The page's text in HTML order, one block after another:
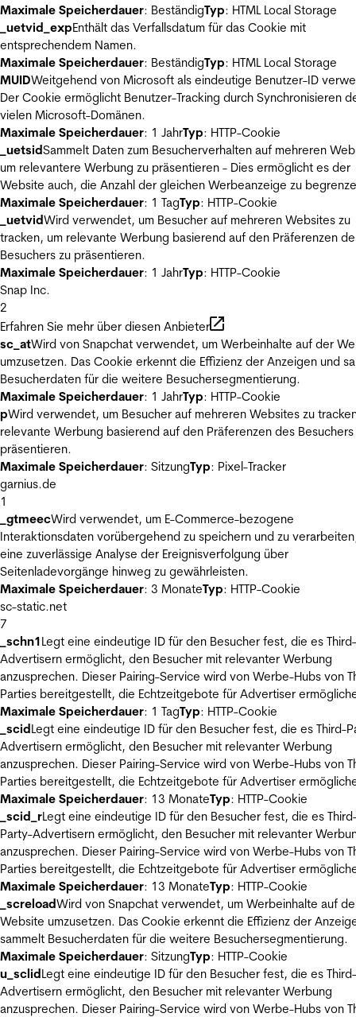
Maximale Speicherdauer: BeständigTyp: HTML Local Storage
_uetvid_expEnthält das Verfallsdatum für das Cookie mit
entsprechendem Namen.
Maximale Speicherdauer: BeständigTyp: HTML Local Storage
MUIDWeitgehend von Microsoft als eindeutige Benutzer-ID
Der Cookie ermöglicht Benutzer-Tracking durch Synchronisieren
vielen Microsoft-Domänen.
Maximale Speicherdauer: 1 JahrTyp: HTTP-Cookie
_uetsidSammelt Daten zum Besucherverhalten auf mehreren
um relevantere Werbung zu präsentieren - Dies ermöglicht es der
Website auch, die Anzahl der gleichen Werbeanzeige zu
Maximale Speicherdauer: 1 TagTyp: HTTP-Cookie
_uetvidWird verwendet, um Besucher auf mehreren Websites zu
tracken, um relevante Werbung basierend auf den Präferenzen
Besuchers zu präsentieren.
Maximale Speicherdauer: 1 JahrTyp: HTTP-Cookie
Snap Inc.
2
Erfahren Sie mehr über diesen Anbieter
sc_atWird von Snapchat verwendet, um Werbeinhalte auf der
umzusetzen. Das Cookie erkennt die Effizienz der Anzeigen und
Besucherdaten für die weitere Besuchersegmentierung.
Maximale Speicherdauer: 1 JahrTyp: HTTP-Cookie
pWird verwendet, um Besucher auf mehreren Websites zu
relevante Werbung basierend auf den Präferenzen des Besuchers
präsentieren.
Maximale Speicherdauer: SitzungTyp: Pixel-Tracker
garnius.de
1
_gtmeecWird verwendet, um E-Commerce-bezogene
Interaktionsdaten vorübergehend zu speichern und zu
eine zuverlässige Analyse der Ereignisverfolgung über
Seitenladevorgänge hinweg zu gewährleisten.
Maximale Speicherdauer: 3 MonateTyp: HTTP-Cookie
sc-static.net
7
_schn1Legt eine eindeutige ID für den Besucher fest, die es
Advertisern ermöglicht, den Besucher mit relevanter Werbung
anzusprechen. Dieser Pairing-Service wird von Werbe-Hubs von
Parties bereitgestellt, die Echtzeitgebote für Advertiser
Maximale Speicherdauer: 1 TagTyp: HTTP-Cookie
_scidLegt eine eindeutige ID für den Besucher fest, die es Third-
Advertisern ermöglicht, den Besucher mit relevanter Werbung
anzusprechen. Dieser Pairing-Service wird von Werbe-Hubs von
Parties bereitgestellt, die Echtzeitgebote für Advertiser
Maximale Speicherdauer: 13 MonateTyp: HTTP-Cookie
_scid_rLegt eine eindeutige ID für den Besucher fest, die es
Party-Advertisern ermöglicht, den Besucher mit relevanter
anzusprechen. Dieser Pairing-Service wird von Werbe-Hubs von
Parties bereitgestellt, die Echtzeitgebote für Advertiser
Maximale Speicherdauer: 13 MonateTyp: HTTP-Cookie
_screloadWird von Snapchat verwendet, um Werbeinhalte auf
Website umzusetzen. Das Cookie erkennt die Effizienz der
sammelt Besucherdaten für die weitere Besuchersegmentierung.
Maximale Speicherdauer: SitzungTyp: HTTP-Cookie
u_sclidLegt eine eindeutige ID für den Besucher fest, die es
Advertisern ermöglicht, den Besucher mit relevanter Werbung
anzusprechen. Dieser Pairing-Service wird von Werbe-Hubs von